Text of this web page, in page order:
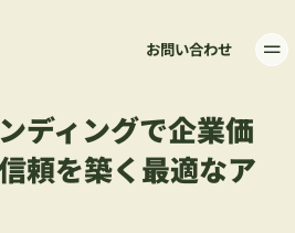
お問い合わせ
ディングで企業価
頼を築く最適なア